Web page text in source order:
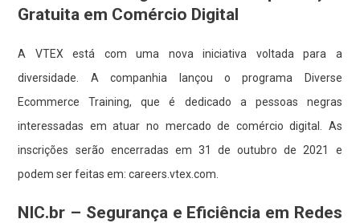
Gratuita em Comércio Digital
A VTEX está com uma nova iniciativa voltada para a
diversidade. A companhia lançou o programa Diverse
Ecommerce Training, que é dedicado a pessoas negras
interessadas em atuar no mercado de comércio digital. As
inscrições serão encerradas em 31 de outubro de 2021 e
podem ser feitas em:careers.vtex.com
NIC.br – Segurança e Eficiência em Redes